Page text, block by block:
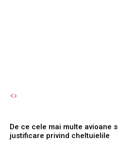
De ce cele mai multe avioane
justificare privind cheltuielile